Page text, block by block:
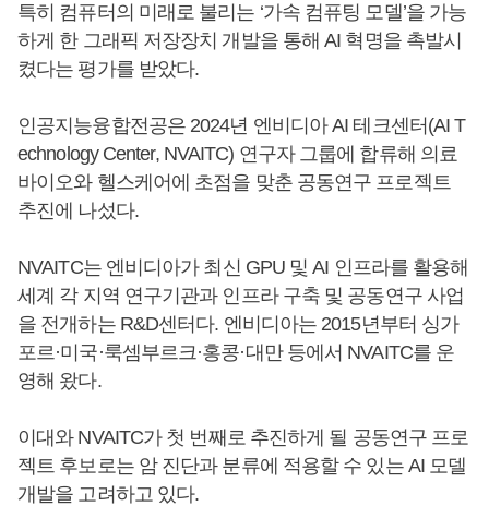
특히 컴퓨터의 미래로 불리는 ‘가속 컴퓨팅 모델’을 가능
하게 한 그래픽 저장장치 개발을 통해 AI 혁명을 촉발시
켰다는 평가를 받았다.
인공지능융합전공은 2024년 엔비디아 AI 테크센터(AI T
echnology Center, NVAITC) 연구자 그룹에 합류해 의료
바이오와 헬스케어에 초점을 맞춘 공동연구 프로젝트
추진에 나섰다.
NVAITC는 엔비디아가 최신 GPU 및 AI 인프라를 활용해
세계 각 지역 연구기관과 인프라 구축 및 공동연구 사업
을 전개하는 R&D센터다. 엔비디아는 2015년부터 싱가
포르·미국·룩셈부르크·홍콩·대만 등에서 NVAITC를 운
영해 왔다.
이대와 NVAITC가 첫 번째로 추진하게 될 공동연구 프로
젝트 후보로는 암 진단과 분류에 적용할 수 있는 AI 모델
개발을 고려하고 있다.